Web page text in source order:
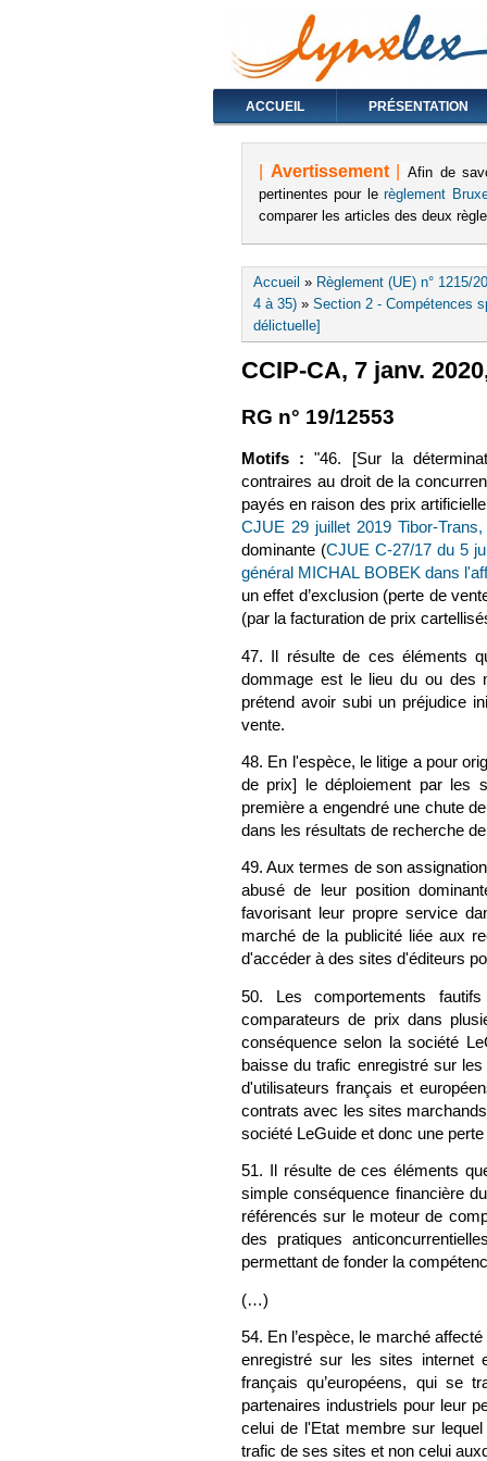
ACCUEIL PRÉSENTATION
Avertissement
Afin de
pertinentes pour lerèglement
comparer les articles des deux
Vous êtes ici
Accueil » Règlement (UE) n° 1215/
4 à 35) » Section 2 - Compétences
délictuelle]
CCIP-CA, 7 janv.
RG n° 19/12553
Motifs : "46. [Sur la
contraires au droit de la
payés en raison des prix
CJUE 29 juillet 2019 Tibor-
dominante (CJUE C-27/17 du 5
général MICHAL BOBEK dans
un effet d’exclusion (perte de
(par la facturation de prix
47. Il résulte de ces éléments
dommage est le lieu du ou des
prétend avoir subi un préjudice
vente.
48. En l'espèce, le litige a pour
de prix] le déploiement par les
première a engendré une chute
dans les résultats de recherche
49. Aux termes de son
abusé de leur position
favorisant leur propre service
marché de la publicité liée aux
d'accéder à des sites d'éditeurs
50. Les comportements
comparateurs de prix dans
conséquence selon la société
baisse du trafic enregistré sur
d'utilisateurs français et
contrats avec les sites
société LeGuide et donc une
51. Il résulte de ces éléments
simple conséquence financière
référencés sur le moteur de
des pratiques
permettant de fonder la
(…)
54. En l’espèce, le marché
enregistré sur les sites internet
français qu’européens, qui se
partenaires industriels pour leur
celui de l'Etat membre sur
trafic de ses sites et non celui